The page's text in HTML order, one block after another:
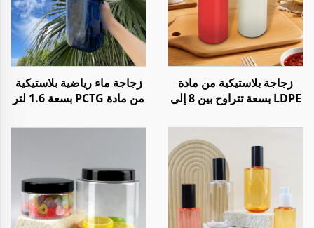
زجاجة بلاستيكية من مادة
LDPE بسعة تتراوح بين 8 إلى
مثل الكتشاب وصلصة الفلفل
زجاجة ماء رياضية بلاستيكية
من مادة PCTG بسعة 1.6 لتر
التمارين الرياضية أو في